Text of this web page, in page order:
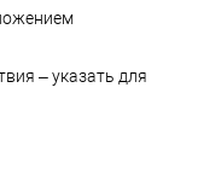
– указать для